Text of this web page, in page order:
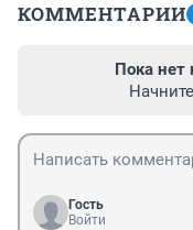
КОММЕНТАРИИ
Пока нет
Гость
Войти